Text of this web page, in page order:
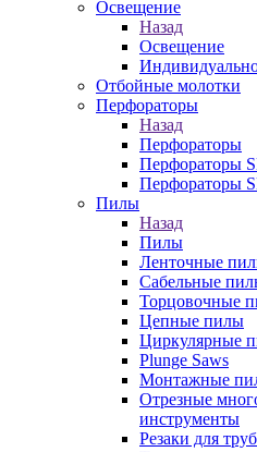
Освещение
Назад
Освещение
Отбойные молотки
Перфораторы
Назад
Перфораторы
Перфораторы
Перфораторы
Пилы
Назад
Пилы
Ленточные
Сабельные
Торцовочные
Цепные пилы
Циркулярные
Plunge Saws
Монтажные
Отрезные
инструменты
Резаки для